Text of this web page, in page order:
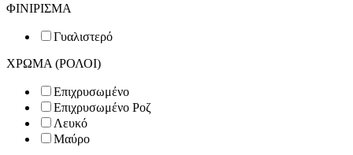
ΦΙΝΙΡΙΣΜΑ
Γυαλιστερό
ΧΡΩΜΑ (ΡΟΛΟΙ)
Επιχρυσωμένο
Επιχρυσωμένο Ροζ
Λευκό
Μαύρο